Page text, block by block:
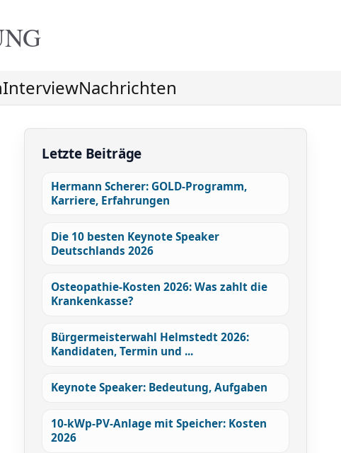
InterviewNachrichten
Letzte Beiträge
Hermann Scherer: GOLD-Programm,
Karriere, Erfahrungen
Die 10 besten Keynote Speaker
Deutschlands 2026
Osteopathie-Kosten 2026: Was zahlt die
Krankenkasse?
Bürgermeisterwahl Helmstedt 2026:
Kandidaten, Termin und ...
Keynote Speaker: Bedeutung, Aufgaben
10-kWp-PV-Anlage mit Speicher: Kosten
2026